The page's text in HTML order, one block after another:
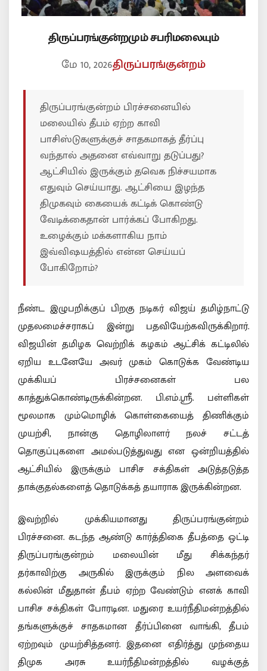
திருப்பரங்குன்றமும் சபரிமலையும்
மே 10, 2026திருப்பரங்குன்றம்
திருப்பரங்குன்றம் பிரச்சனையில்
மலையில் தீபம் ஏற்ற காவி
பாசிஸ்டுகளுக்குச் சாதகமாகத் தீர்ப்பு
வந்தால் அதனை எவ்வாறு தடுப்பது?
ஆட்சியில் இருக்கும் தவெக நிச்சயமாக
எதுவும் செய்யாது. ஆட்சியை இழந்த
திமுகவும் கையைக் கட்டிக் கொண்டு
வேடிக்கைதான் பார்க்கப் போகிறது.
உழைக்கும் மக்களாகிய நாம்
இவ்விஷயத்தில் என்ன செய்யப்
போகிறோம்?
நீண்ட இழுபறிக்குப் பிறகு நடிகர் விஜய் தமிழ்நாட்டு
முதலமைச்சராகப் இன்று பதவியேற்கவிருக்கிறார்.
விஜயின் தமிழக வெற்றிக் கழகம் ஆட்சிக் கட்டிலில்
ஏறிய உடனேயே அவர் முகம் கொடுக்க வேண்டிய
முக்கியப் பிரச்சனைகள் பல
காத்துக்கொண்டிருக்கின்றன. பி.எம்.ஸ்ரீ. பள்ளிகள்
மூலமாக மும்மொழிக் கொள்கையைத் திணிக்கும்
முயற்சி, நான்கு தொழிலாளர் நலச் சட்டத்
தொகுப்புகளை அமல்படுத்துவது என ஒன்றியத்தில்
ஆட்சியில் இருக்கும் பாசிச சக்திகள் அடுத்தடுத்த
தாக்குதல்களைத் தொடுக்கத் தயாராக இருக்கின்றன.
இவற்றில் முக்கியமானது திருப்பரங்குன்றம்
பிரச்சனை. கடந்த ஆண்டு கார்த்திகை தீபத்தை ஒட்டி
திருப்பரங்குன்றம் மலையின் மீது சிக்கந்தர்
தர்காவிற்கு அருகில் இருக்கும் நில அளவைக்
கல்லின் மீதுதான் தீபம் ஏற்ற வேண்டும் எனக் காவி
பாசிச சக்திகள் போரடின. மதுரை உயர்நீதிமன்றத்தில்
தங்களுக்குச் சாதகமான தீர்ப்பினை வாங்கி, தீபம்
ஏற்றவும் முயற்சித்தனர். இதனை எதிர்த்து முந்தைய
திமுக அரசு உயர்நீதிமன்றத்தில் வழக்குத்